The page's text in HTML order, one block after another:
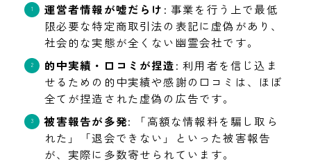
運営者情報が嘘だらけ : 事業を行う上で最低
限必要な特定商取引法の表記に虚偽があり、
社会的な実態が全くない幽霊会社です。
的中実績・口コミが捏造: 利用者を信じ込ま
せるための的中実績や感謝の口コミは、ほぼ
全てが捏造された虚偽の広告です。
被害報告が多発: 「高額な情報料を騙し取ら
れた」「退会できない」といった被害報告
が、実際に多数寄せられています。